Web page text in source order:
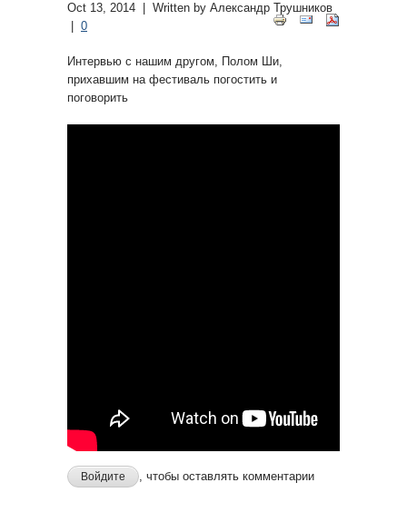
Oct 13, 2014 | Written by Александр Трушников
0
Интервью с нашим другом, Полом Ши,
прихавшим на фестиваль погостить и
поговорить
Войдите , чтобы оставлять комментарии